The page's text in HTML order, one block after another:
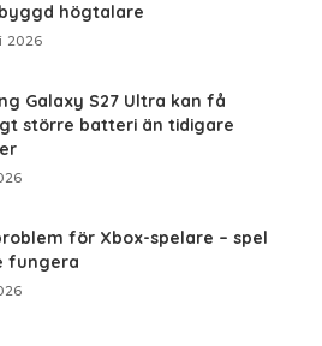
högtalare
2026
Galaxy S27 Ultra kan få
större batteri än tidigare
för Xbox-spelare – spel
fungera